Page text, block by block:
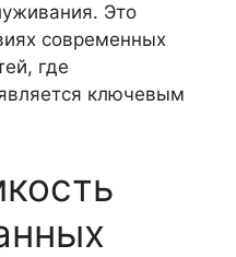
Это
современных
где
ключевым